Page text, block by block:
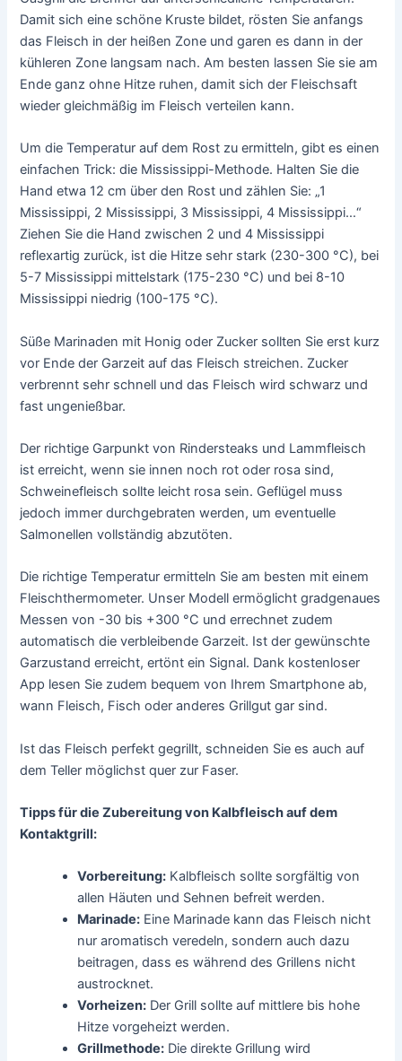
Damit sich eine schöne Kruste bildet, rösten Sie anfangs
das Fleisch in der heißen Zone und garen es dann in der
kühleren Zone langsam nach. Am besten lassen Sie sie am
Ende ganz ohne Hitze ruhen, damit sich der Fleischsaft
wieder gleichmäßig im Fleisch verteilen kann.
Um die Temperatur auf dem Rost zu ermitteln, gibt es einen
einfachen Trick: die Mississippi-Methode. Halten Sie die
Hand etwa 12 cm über den Rost und zählen Sie: „1
Mississippi, 2 Mississippi, 3 Mississippi, 4 Mississippi…“
Ziehen Sie die Hand zwischen 2 und 4 Mississippi
reflexartig zurück, ist die Hitze sehr stark (230-300 °C), bei
5-7 Mississippi mittelstark (175-230 °C) und bei 8-10
Mississippi niedrig (100-175 °C).
Süße Marinaden mit Honig oder Zucker sollten Sie erst kurz
vor Ende der Garzeit auf das Fleisch streichen. Zucker
verbrennt sehr schnell und das Fleisch wird schwarz und
fast ungenießbar.
Der richtige Garpunkt von Rindersteaks und Lammfleisch
ist erreicht, wenn sie innen noch rot oder rosa sind,
Schweinefleisch sollte leicht rosa sein. Geflügel muss
jedoch immer durchgebraten werden, um eventuelle
Salmonellen vollständig abzutöten.
Die richtige Temperatur ermitteln Sie am besten mit einem
Fleischthermometer. Unser Modell ermöglicht gradgenaues
Messen von -30 bis +300 °C und errechnet zudem
automatisch die verbleibende Garzeit. Ist der gewünschte
Garzustand erreicht, ertönt ein Signal. Dank kostenloser
App lesen Sie zudem bequem von Ihrem Smartphone ab,
wann Fleisch, Fisch oder anderes Grillgut gar sind.
Ist das Fleisch perfekt gegrillt, schneiden Sie es auch auf
dem Teller möglichst quer zur Faser.
Tipps für die Zubereitung von Kalbfleisch auf dem
Kontaktgrill:
Vorbereitung: Kalbfleisch sollte sorgfältig von
allen Häuten und Sehnen befreit werden.
Marinade: Eine Marinade kann das Fleisch nicht
nur aromatisch veredeln, sondern auch dazu
beitragen, dass es während des Grillens nicht
austrocknet.
Vorheizen: Der Grill sollte auf mittlere bis hohe
Hitze vorgeheizt werden.
Grillmethode: Die direkte Grillung wird